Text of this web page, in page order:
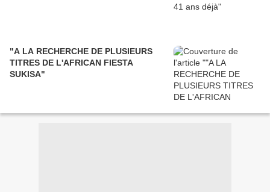
"A LA RECHERCHE DE PLUSIEURS
TITRES DE L'AFRICAN FIESTA
SUKISA"